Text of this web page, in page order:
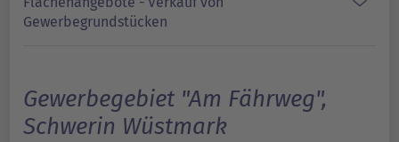
Gewerbegrundstücken
Gewerbegebiet "Am Fährweg",
Schwerin Wüstmark